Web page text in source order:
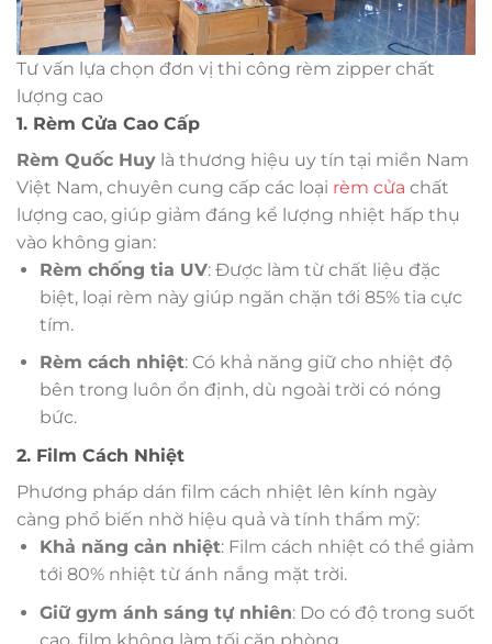
Tư vấn lựa chọn đơn vị thi công rèm zipper chất
lượng cao
1. Rèm Cửa Cao Cấp
Rèm Quốc Huy là thương hiệu uy tín tại miền Nam
Việt Nam, chuyên cung cấp các loại rèm cửa chất
lượng cao, giúp giảm đáng kể lượng nhiệt hấp thụ
vào không gian:
Rèm chống tia UV: Được làm từ chất liệu đặc
biệt, loại rèm này giúp ngăn chặn tới 85% tia cực
tím.
Rèm cách nhiệt: Có khả năng giữ cho nhiệt độ
bên trong luôn ổn định, dù ngoài trời có nóng
bức.
2. Film Cách Nhiệt
Phương pháp dán film cách nhiệt lên kính ngày
càng phổ biến nhờ hiệu quả và tính thẩm mỹ:
Khả năng cản nhiệt: Film cách nhiệt có thể giảm
tới 80% nhiệt từ ánh nắng mặt trời.
Giữ gym ánh sáng tự nhiên: Do có độ trong suốt
cao, film không làm tối căn phòng.